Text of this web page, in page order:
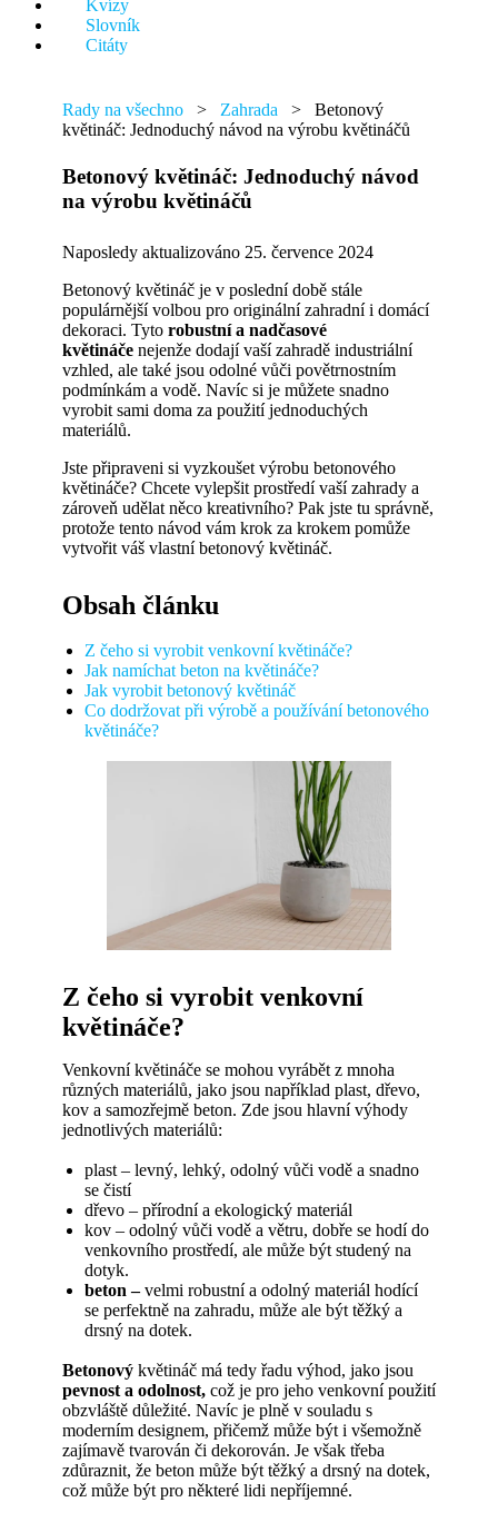
Kvízy
Slovník
Citáty
Rady na všechno > Zahrada > Betonový
květináč: Jednoduchý návod na výrobu květináčů
Betonový květináč: Jednoduchý návod
na výrobu květináčů
Naposledy aktualizováno 25. července 2024
Betonový květináč je v poslední době stále
populárnější volbou pro originální zahradní i domácí
dekoraci. Tyto robustní a nadčasové
květináče nejenže dodají vaší zahradě industriální
vzhled, ale také jsou odolné vůči povětrnostním
podmínkám a vodě. Navíc si je můžete snadno
vyrobit sami doma za použití jednoduchých
materiálů.
Jste připraveni si vyzkoušet výrobu betonového
květináče? Chcete vylepšit prostředí vaší zahrady a
zároveň udělat něco kreativního? Pak jste tu správně,
protože tento návod vám krok za krokem pomůže
vytvořit váš vlastní betonový květináč.
Obsah článku
Z čeho si vyrobit venkovní květináče?
Jak namíchat beton na květináče?
Jak vyrobit betonový květináč
Co dodržovat při výrobě a používání betonového
květináče?
Z čeho si vyrobit venkovní
květináče?
Venkovní květináče se mohou vyrábět z mnoha
různých materiálů, jako jsou například plast, dřevo,
kov a samozřejmě beton. Zde jsou hlavní výhody
jednotlivých materiálů:
plast – levný, lehký, odolný vůči vodě a snadno
se čistí
dřevo – přírodní a ekologický materiál
kov – odolný vůči vodě a větru, dobře se hodí do
venkovního prostředí, ale může být studený na
dotyk.
beton –velmi robustní a odolný materiál hodící
se perfektně na zahradu, může ale být těžký a
drsný na dotek.
Betonový květináč má tedy řadu výhod, jako jsou
pevnost a odolnost, což je pro jeho venkovní použití
obzvláště důležité. Navíc je plně v souladu s
moderním designem, přičemž může být i všemožně
zajímavě tvarován či dekorován. Je však třeba
zdůraznit, že beton může být těžký a drsný na dotek,
což může být pro některé lidi nepříjemné.